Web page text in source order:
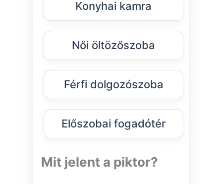
Konyhai kamra
Női öltözőszoba
Férfi dolgozószoba
Előszobai fogadótér
Mit jelent a piktor?